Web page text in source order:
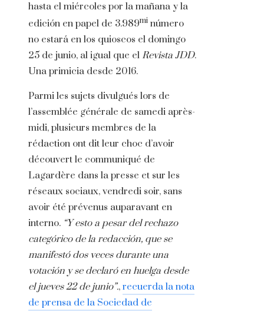
hasta el miércoles por la mañana y la
edición en papel de 3.989mi número
no estará en los quioscos el domingo
25 de junio, al igual que el Revista JDD.
Una primicia desde 2016.
Parmi les sujets divulgués lors de
l’assemblée générale de samedi après-
midi, plusieurs membres de la
rédaction ont dit leur choc d’avoir
découvert le communiqué de
Lagardère dans la presse et sur les
réseaux sociaux, vendredi soir, sans
avoir été prévenus auparavant en
interno. “Y esto a pesar del rechazo
categórico de la redacción, que se
manifestó dos veces durante una
votación y se declaró en huelga desde
el jueves 22 de junio”., recuerda la nota
de prensa de la Sociedad de